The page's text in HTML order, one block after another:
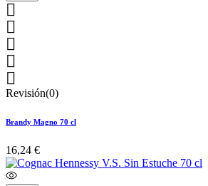





Revisión(0)
Brandy Magno 70 cl
16,24 €